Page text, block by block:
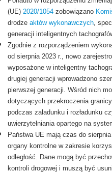
(UE) 2020/1054 zobowiązano
drodze aktów wykonawczych,
generacji inteligentnych
Zgodnie z rozporządzeniem
od sierpnia 2023 r., nowo
wyposażone w inteligentny
drugiej generacji wprowadzono
pierwszej generacji. Wśród nich
dotyczących przekroczenia
podczas załadunku i rozładunku
uwierzytelniania opartego na
Państwa UE mają czas do
organy kontrolne w zakresie
odległość. Dane mogą być
kontroli drogowej i muszą być